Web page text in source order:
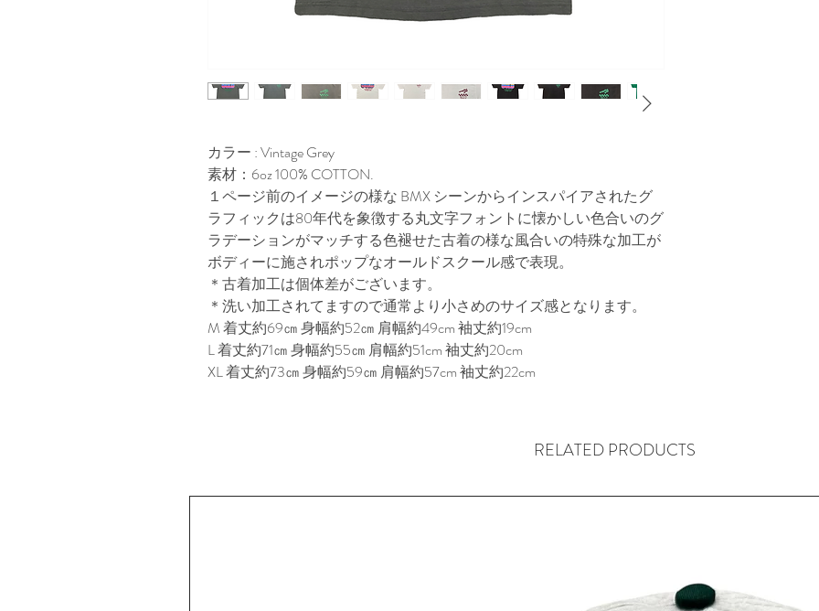
カラー : Vintage Grey
素材：6oz 100% COTTON.
１ページ前のイメージの様な BMX シーンからインスパイアされたグ
ラフィックは80年代を象徴する丸文字フォントに懐かしい色合いのグ
ラデーションがマッチする色褪せた古着の様な風合いの特殊な加工が
ボディーに施されポップなオールドスクール感で表現。
＊古着加工は個体差がございます。
＊洗い加工されてますので通常より小さめのサイズ感となります。
M 着丈約69㎝ 身幅約52㎝ 肩幅約49cm 袖丈約19cm
L 着丈約71㎝ 身幅約55㎝ 肩幅約51cm 袖丈約20cm
XL 着丈約73㎝ 身幅約59㎝ 肩幅約57cm 袖丈約22cm
RELATED PRODUCTS